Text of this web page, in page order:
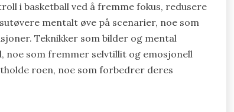
i basketball ved å fremme fokus, redusere
mentalt øve på scenarier, noe som
Teknikker som bilder og mental
noe som fremmer selvtillit og emosjonell
roen, noe som forbedrer deres